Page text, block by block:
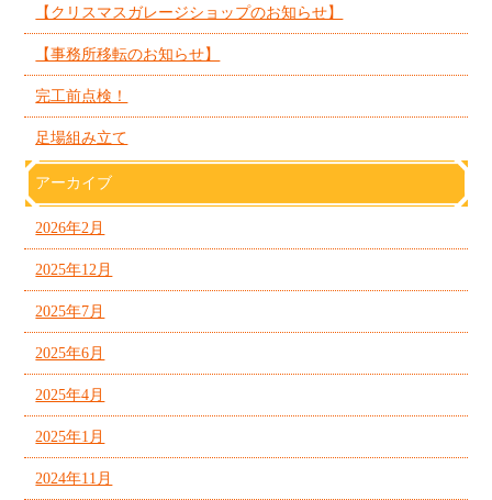
【クリスマスガレージショップのお知らせ】
【事務所移転のお知らせ】
完工前点検！
足場組み立て
アーカイブ
2026年2月
2025年12月
2025年7月
2025年6月
2025年4月
2025年1月
2024年11月